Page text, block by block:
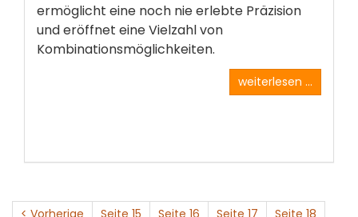
ermöglicht eine noch nie erlebte Präzision
und eröffnet eine Vielzahl von
Kombinationsmöglichkeiten.
weiterlesen ...
< Vorherige Seite 15 Seite 16 Seite 17
Seite 18